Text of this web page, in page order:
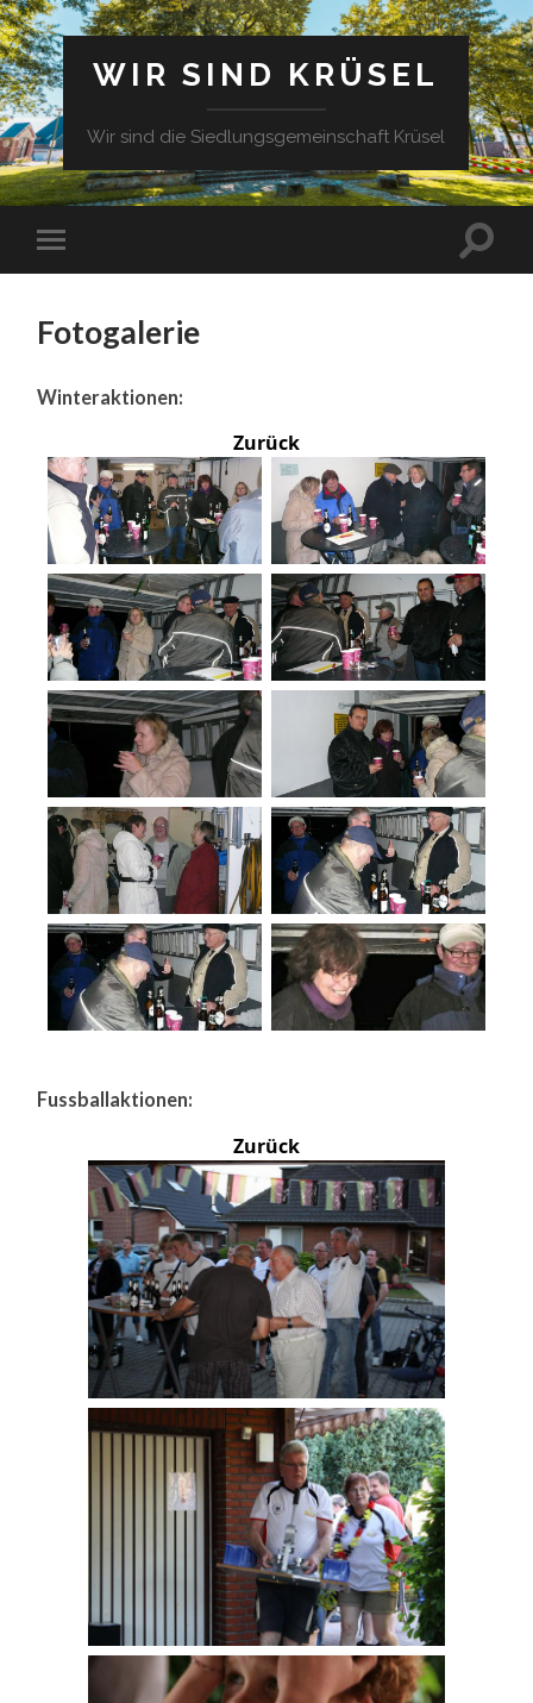
WIR SIND KRÜSEL
Wir sind die Siedlungsgemeinschaft Krüsel
Fotogalerie
Winteraktionen:
Zurück
Fussballaktionen:
Zurück